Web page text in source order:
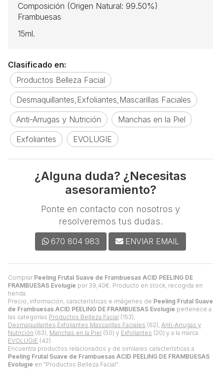
Comprar Peeling Frutal Suave de Frambuesas ACID PEELING DE
FRAMBUESAS Evolugie por 39,40€. Producto en stock, recogida en
tienda.
Precio, información, características e imágenes de Peeling Frutal Suave
de Frambuesas ACID PEELING DE FRAMBUESAS Evolugie pertenece a
las categorías Productos Belleza Facial (153),
Desmaquillantes,Exfoliantes,Mascarillas Faciales (62), Anti-Arrugas y
Nutrición (63), Manchas en la Piel (50) y Exfoliantes (20) y a la marca
EVOLUGIE (42).
Encuentra productos relacionados y de similares características a
Peeling Frutal Suave de Frambuesas ACID PEELING DE FRAMBUESAS
Evolugie en "Productos Belleza Facial".
Composición (Origen Natural: 99.50%)
Frambuesas
15ml.
Clasificado en:
Productos Belleza Facial
Desmaquillantes,Exfoliantes,Mascarillas Faciales
Anti-Arrugas y Nutrición
Manchas en la Piel
Exfoliantes
EVOLUGIE
¿Alguna duda? ¿Necesitas
asesoramiento?
Ponte en contacto con nosotros y
resolveremos tus dudas.
670 804 983 ENVIAR EMAIL